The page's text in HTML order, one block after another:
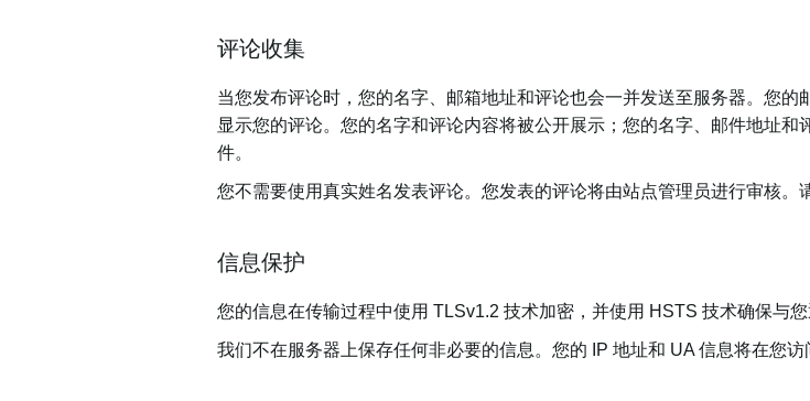
评论收集
当您发布评论时，您的名字、邮箱地址和评论也会一并发送至服务器。您
显示您的评论。您的名字和评论内容将被公开展示；您的名字、邮件地址
件。
您不需要使用真实姓名发表评论。您发表的评论将由站点管理员进行审核。
信息保护
您的信息在传输过程中使用 TLSv1.2 技术加密，并使用 HSTS 技术确保与您
我们不在服务器上保存任何非必要的信息。您的 IP 地址和 UA 信息将在您